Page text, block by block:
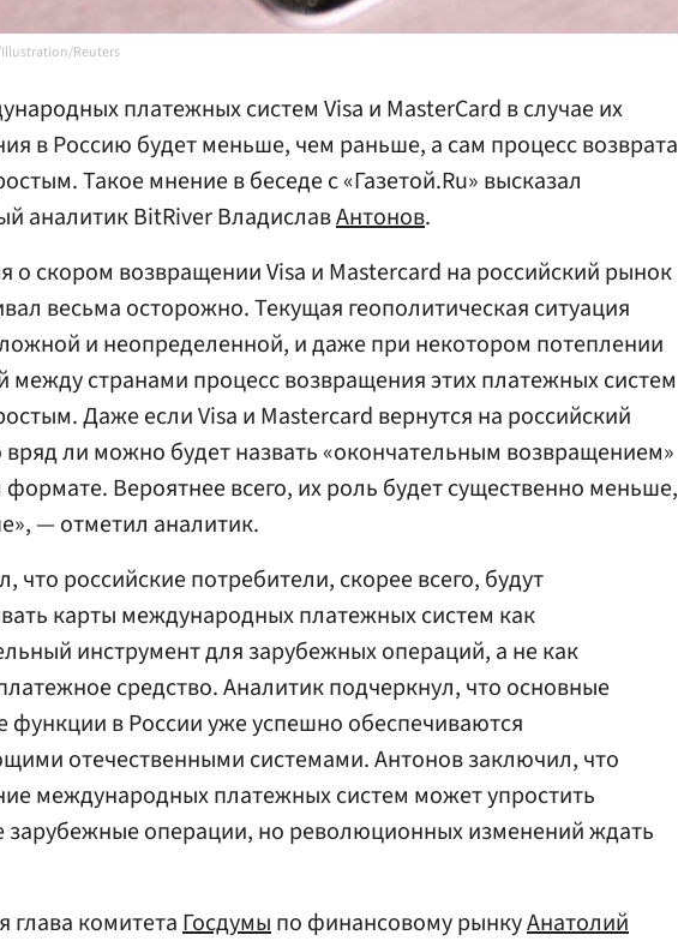
Reuters
платежных систем Visa и MasterCard в случае их
в Россию будет меньше, чем раньше, а сам процесс возврата
Такое мнение в беседе с «Газетой.Ru» высказал
аналитик BitRiver ВладиславАнтонов.
о скором возвращении Visa и Mastercard на российский рынок
весьма осторожно. Текущая геополитическая ситуация
и неопределенной, и даже при некотором потеплении
между странами процесс возвращения этих платежных систем
Даже если Visa и Mastercard вернутся на российский
вряд ли можно будет назвать «окончательным возвращением»
Вероятнее всего, их роль будет существенно меньше,
— отметил аналитик.
что российские потребители, скорее всего, будут
карты международных платежных систем как
инструмент для зарубежных операций, а не как
средство. Аналитик подчеркнул, что основные
функции в России уже успешно обеспечиваются
отечественными системами. Антонов заключил, что
международных платежных систем может упростить
зарубежные операции, но революционных изменений ждать
глава комитетаГосдумыпо финансовому рынкуАнатолий